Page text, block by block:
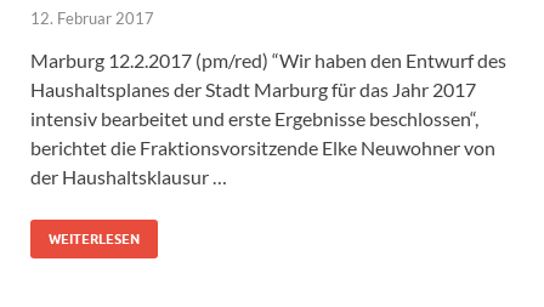
12. Februar 2017
Marburg 12.2.2017 (pm/red) “Wir haben den Entwurf des
Haushaltsplanes der Stadt Marburg für das Jahr 2017
intensiv bearbeitet und erste Ergebnisse beschlossen“,
berichtet die Fraktionsvorsitzende Elke Neuwohner von
der Haushaltsklausur …
WEITERLESEN